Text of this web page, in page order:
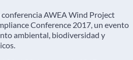
AWEA Wind Project
Conference 2017, un evento
ambiental, biodiversidad y